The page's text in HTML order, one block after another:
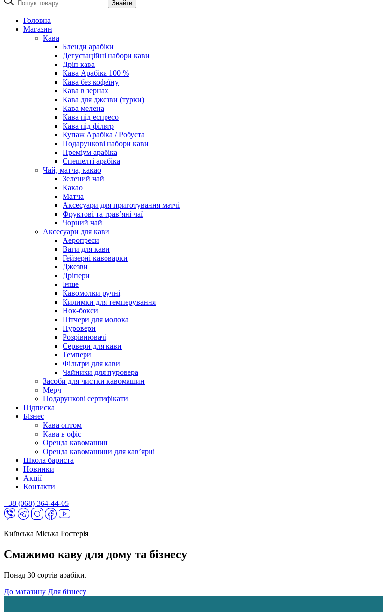
Знайти
Головна
Магазин
Кава
Бленди арабіки
Дегустаційні набори кави
Дріп кава
Кава Арабіка 100 %
Кава без кофеїну
Кава в зернах
Кава для джезви (турки)
Кава мелена
Кава під еспресо
Кава під фільтр
Купаж Арабіка / Робуста
Подарункові набори кави
Преміум арабіка
Спешелті арабіка
Чай, матча, какао
Зелений чай
Какао
Матча
Аксесуари для приготування матчі
Фруктові та трав’яні чаї
Чорний чай
Аксесуари для кави
Аеропреси
Ваги для кави
Гейзерні кавоварки
Джезви
Дріпери
Інше
Кавомолки ручні
Килимки для темперування
Нок-бокси
Пітчери для молока
Пуровери
Розрівнювачі
Сервери для кави
Темпери
Фільтри для кави
Чайники для пуровера
Засоби для чистки кавомашин
Мерч
Подарункові сертифікати
Підписка
Бізнес
Кава оптом
Кава в офіс
Оренда кавомашин
Оренда кавомашини для кав’ярні
Школа бариста
Новинки
Акції
Контакти
+38 (068) 364-44-05
Київська Міська Ростерія
Смажимо каву для дому та бізнесу
Понад 30 сортів арабіки.
До магазину Для бізнесу